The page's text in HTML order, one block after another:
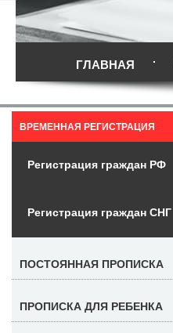
ГЛАВНАЯ
ВРЕМЕННАЯ РЕГИСТРАЦИЯ
Регистрация граждан РФ
Регистрация граждан СНГ
ПОСТОЯННАЯ ПРОПИСКА
ПРОПИСКА ДЛЯ РЕБЕНКА